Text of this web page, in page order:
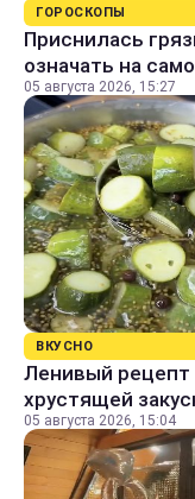
ГОРОСКОПЫ
Приснилась
означать на
05 августа 2026, 15:27
ВКУСНО
Ленивый рецепт
хрустящей
05 августа 2026, 15:04